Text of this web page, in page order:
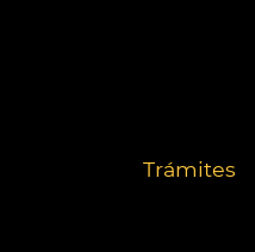
Trámites